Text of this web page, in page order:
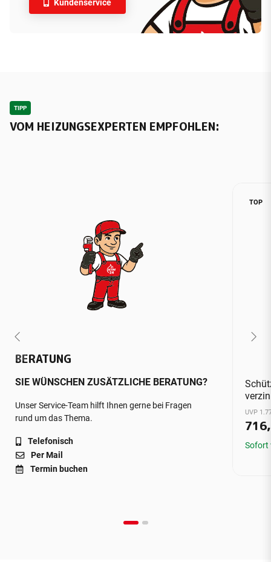
Kundenservice
TIPP
VOM HEIZUNGSEXPERTEN EMPFOHLEN:
BERATUNG
SIE WÜNSCHEN ZUSÄTZLICHE BERATUNG?
Unser Service-Team hilft Ihnen gerne bei Fragen
rund um das Thema.
Telefonisch
Per Mail
Termin buchen
TOP
UVP
Sofort